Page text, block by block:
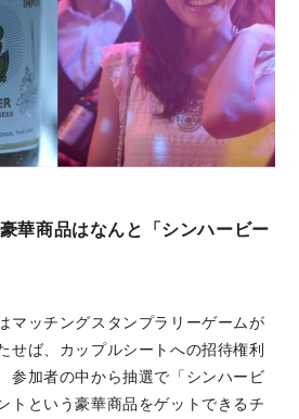
華商品はなんと「シンハービー
マッチングスタンプラリーゲームが
せば、カップルシートへの招待権利
参加者の中から抽選で「シンハービ
トという豪華商品をゲットできるチ